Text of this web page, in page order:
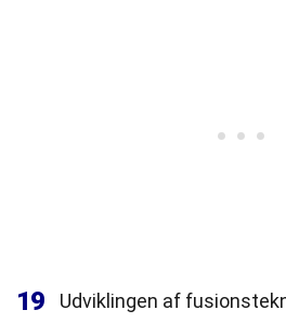
19
Udviklingen af